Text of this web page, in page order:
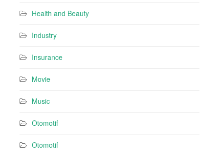
Health and Beauty
Industry
Insurance
Movie
Music
Otomotif
Otomotif